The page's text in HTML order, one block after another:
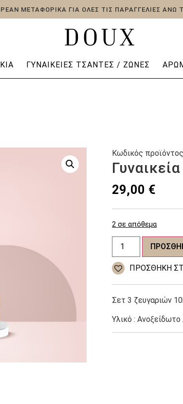
ΜΕΤΑΦΟΡΙΚΑ ΓΙΑ ΟΛΕΣ ΤΙΣ ΠΑΡΑΓΓΕΛΙΕΣ ΑΝΩ
ΓΥΝΑΙΚΕΊΕΣ ΤΣΆΝΤΕΣ / ΖΏΝΕΣ
29,00 €
Σετ 3 ζευγαριών
Υλικό : Ανοξείδωτο
2 σε απόθεμα
Γυναικεία
σκουλαρίκια
ποσότητα
ΠΡΌΣΘΉΚΗ
Κωδικός